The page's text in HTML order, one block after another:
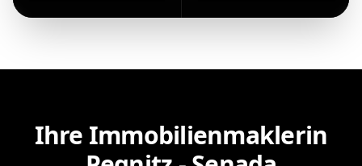
Ihre Immobilienmaklerin